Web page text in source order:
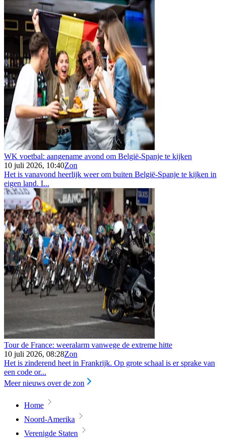
WK voetbal: aangename avond om België-Spanje te kijken
10 juli 2026, 10:40Zon
Het is vanavond heerlijk weer om buiten België-Spanje te kijken in
eigen land. I...
Tour de France: weeralarm vanwege de extreme hitte
10 juli 2026, 08:28Zon
Het is zinderend heet in Frankrijk. Op grote schaal is er sprake van
een code or...
Meer nieuws over de zon
Home
Noord-Amerika
Verenigde Staten